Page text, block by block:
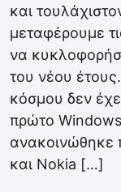
και
μεταφέρουμε
να
του νέου
κόσμου δεν
πρώτο
ανακοινώθηκε
και Nokia […]